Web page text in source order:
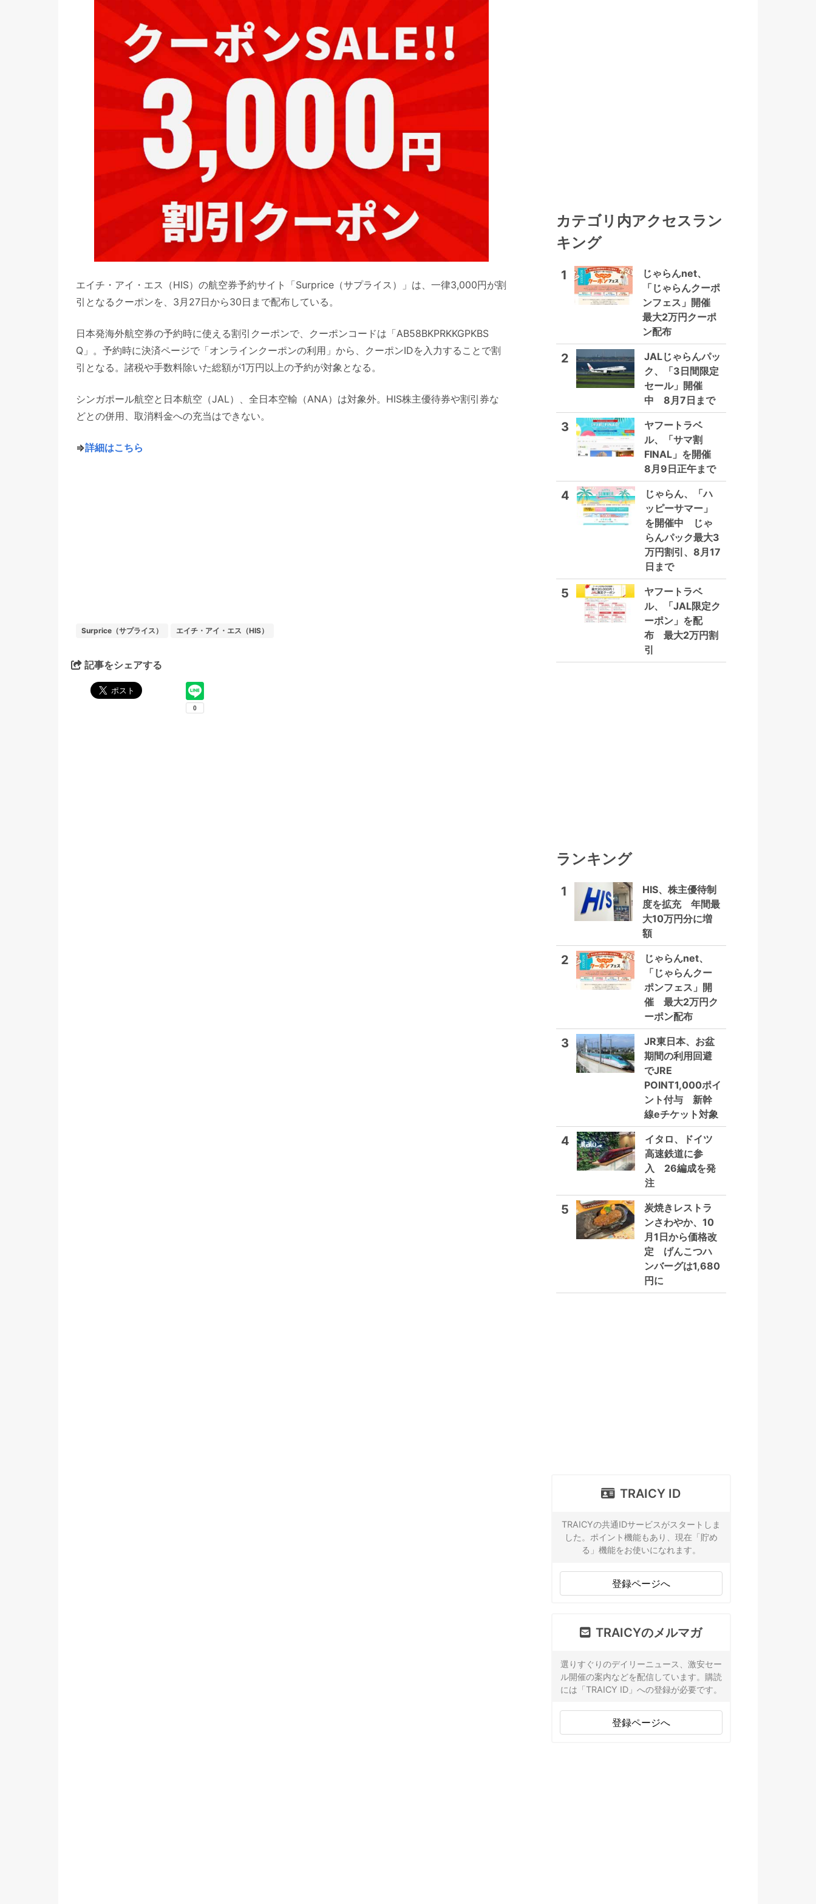
エイチ・アイ・エス（HIS）の航空券予約サイト「Surprice（サプライス）」は、一律3,000円が割
引となるクーポンを、3月27日から30日まで配布している。
日本発海外航空券の予約時に使える割引クーポンで、クーポンコードは「AB58BKPRKKGPKBS
Q」。予約時に決済ページで「オンラインクーポンの利用」から、クーポンIDを入力することで割
引となる。諸税や手数料除いた総額が1万円以上の予約が対象となる。
シンガポール航空と日本航空（JAL）、全日本空輸（ANA）は対象外。HIS株主優待券や割引券な
どとの併用、取消料金への充当はできない。
⇒詳細はこちら
Surprice（サプライス） エイチ・アイ・エス（HIS）
記事をシェアする
カテゴリ内アクセスラン
キング
1
じゃらんnet、
「じゃらんクーポ
ンフェス」開催
最大2万円クーポ
ン配布
2
JALじゃらんパッ
ク、「3日間限定
セール」開催
中 8月7日まで
3
ヤフートラベ
ル、「サマ割
FINAL」を開催
8月9日正午まで
4
じゃらん、「ハ
ッピーサマー」
を開催中 じゃ
らんパック最大3
万円割引、8月17
日まで
5
ヤフートラベ
ル、「JAL限定ク
ーポン」を配
布 最大2万円割
引
ランキング
1
HIS、株主優待制
度を拡充 年間最
大10万円分に増
額
2
じゃらんnet、
「じゃらんクー
ポンフェス」開
催 最大2万円ク
ーポン配布
3
JR東日本、お盆
期間の利用回避
でJRE
POINT1,000ポイ
ント付与 新幹
線eチケット対象
4
イタロ、ドイツ
高速鉄道に参
入 26編成を発
注
5
炭焼きレストラ
ンさわやか、10
月1日から価格改
定 げんこつハ
ンバーグは1,680
円に
TRAICY ID
TRAICYの共通IDサービスがスタートしま
した。ポイント機能もあり、現在「貯め
る」機能をお使いになれます。
登録ページへ
TRAICYのメルマガ
選りすぐりのデイリーニュース、激安セー
ル開催の案内などを配信しています。購読
には「TRAICY ID」への登録が必要です。
登録ページへ